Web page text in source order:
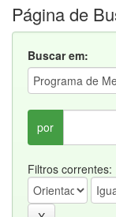
Página de
Buscar em:
por
Filtros correntes: